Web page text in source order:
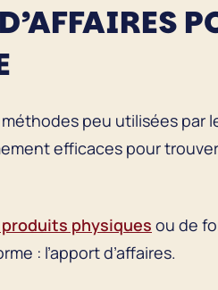
peu utilisées par
efficaces pour
physiques ou de
: l’apport d’affaires.